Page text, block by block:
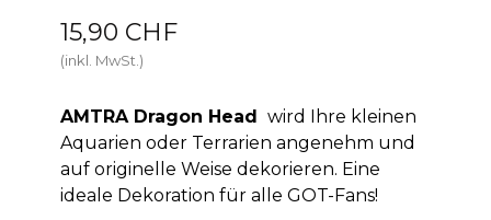
15,90 CHF
(inkl. MwSt.)
AMTRA Dragon Head wird Ihre kleinen
Aquarien oder Terrarien angenehm und
auf originelle Weise dekorieren. Eine
ideale Dekoration für alle GOT-Fans!